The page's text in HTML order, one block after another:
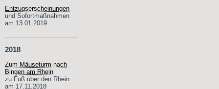
Entzugserscheinungen
und Sofortmaßnahmen
am 13.01.2019
2018
Zum Mäuseturm nach
Bingen am Rhein
zu Fuß über den Rhein
am 17.11.2018